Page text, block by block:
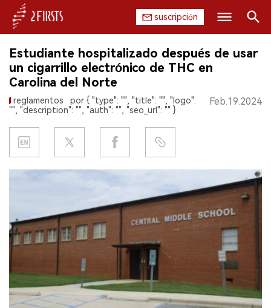
suscripción
INICIO
EMPRESA
REGULACIÓN
EXPOSICIÓN
Buscar
Estudiante hospitalizado después de usar
un cigarrillo electrónico de THC en
Carolina del Norte
reglamentos
por { "type": "", "title": "", "logo":
"", "description": "", "auth": "", "seo_url": "" }
Feb.19.2024